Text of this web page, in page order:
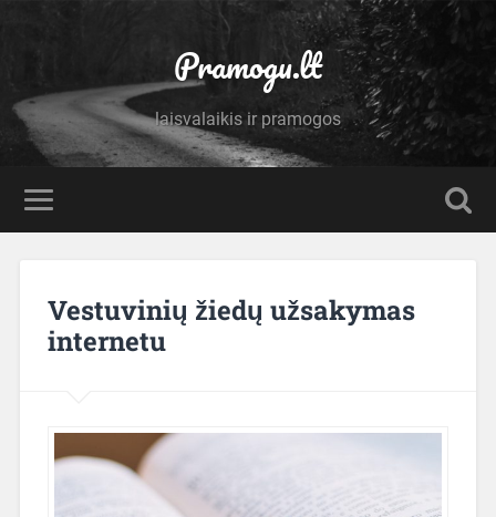
Pramogu.lt
laisvalaikis ir pramogos
Vestuvinių žiedų užsakymas
internetu